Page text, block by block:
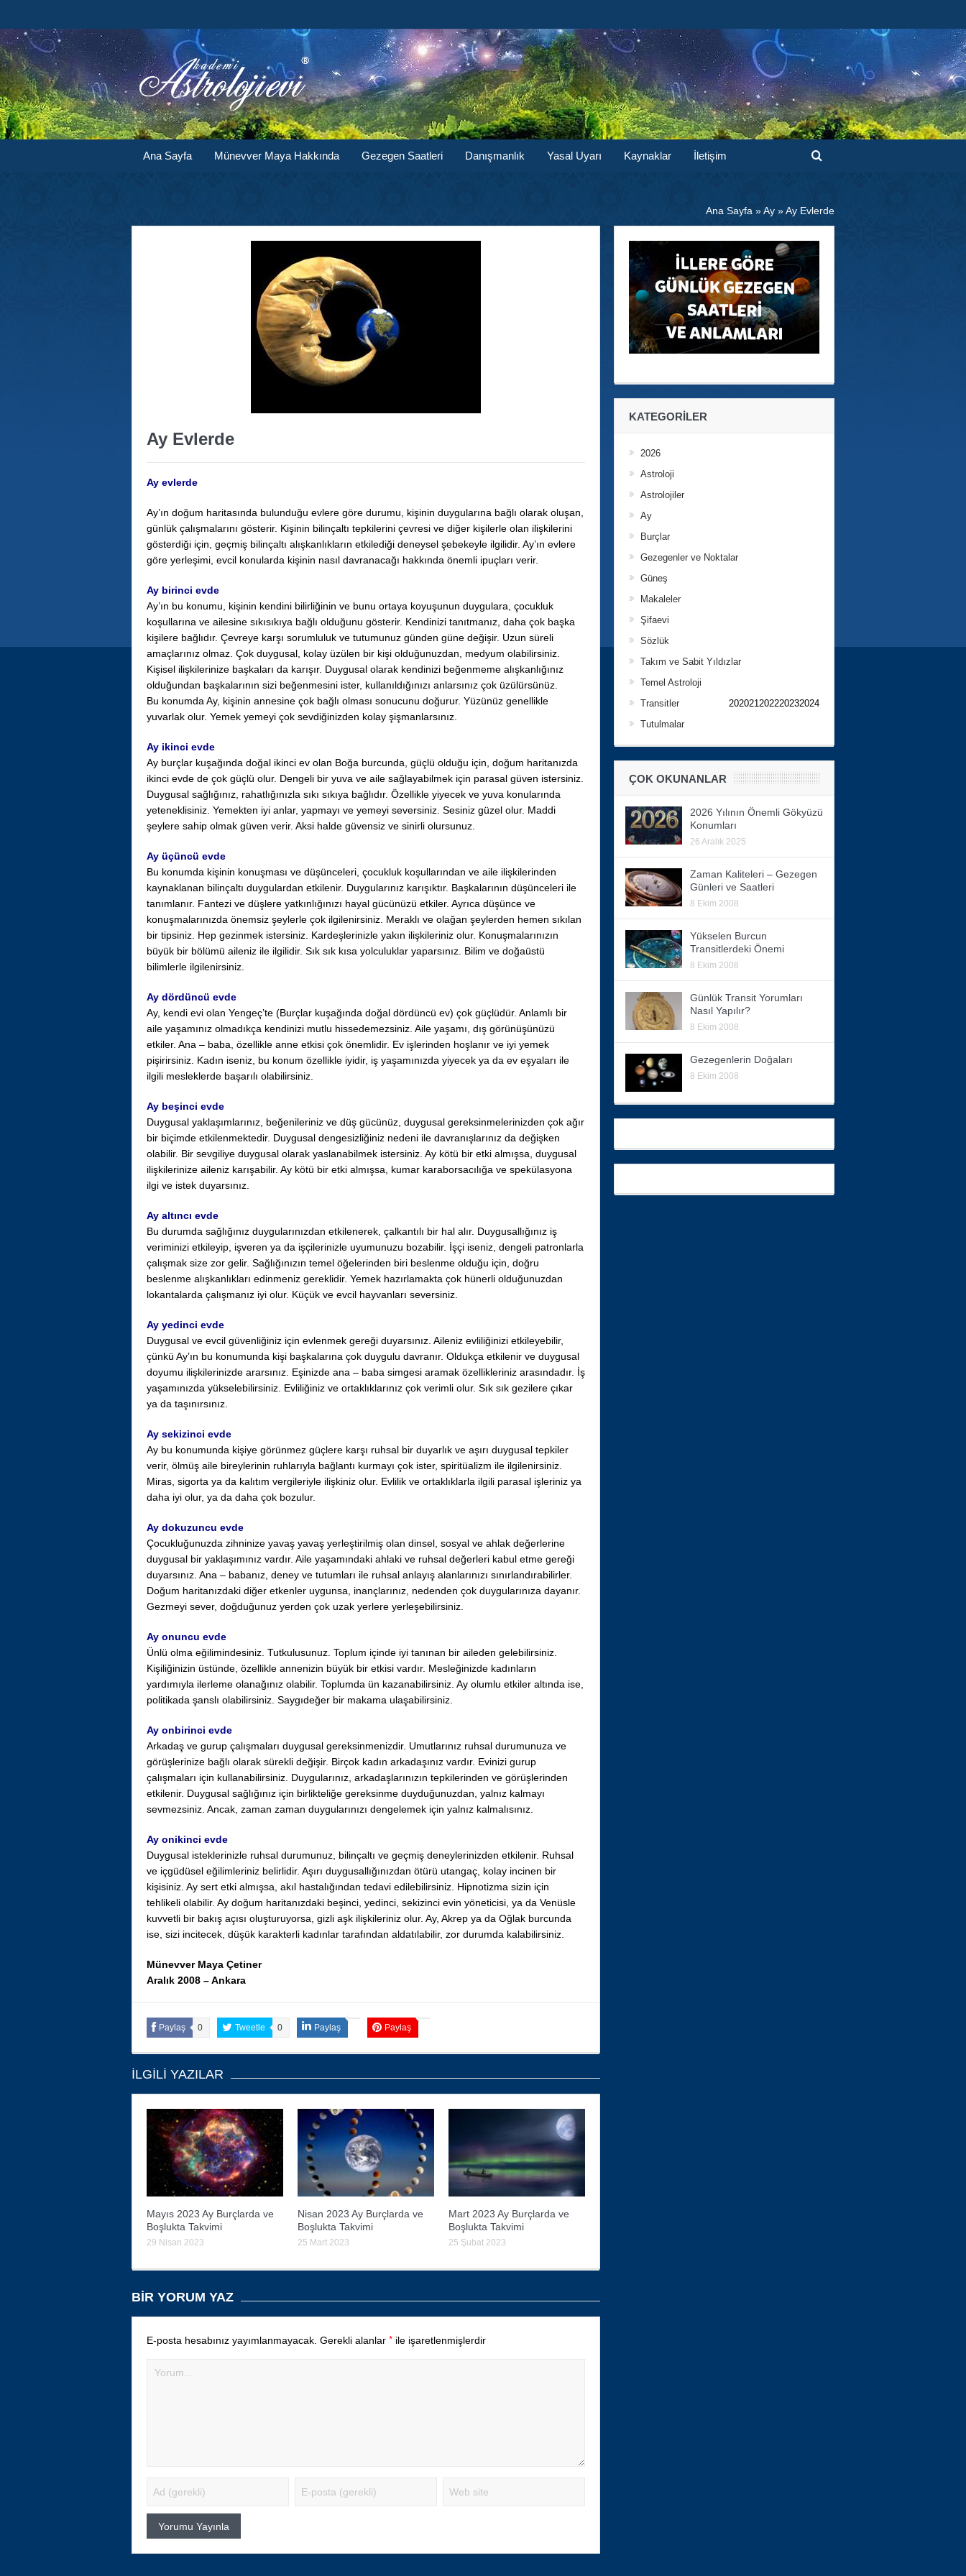
Ana Sayfa Münevver Maya Hakkında Gezegen Saatleri Danışmanlık Yasal Uyarı Kaynaklar İletişim
Ana Sayfa »Ay »Ay Evlerde
Ay Evlerde
Ay evlerde
Ay’ın doğum haritasında bulunduğu evlere göre durumu, kişinin duygularına bağlı olarak oluşan,
günlük çalışmalarını gösterir. Kişinin bilinçaltı tepkilerini çevresi ve diğer kişilerle olan ilişkilerini
gösterdiği için, geçmiş bilinçaltı alışkanlıkların etkilediği deneysel şebekeyle ilgilidir. Ay’ın evlere
göre yerleşimi, evcil konularda kişinin nasıl davranacağı hakkında önemli ipuçları verir.
Ay birinci evde
Ay’ın bu konumu, kişinin kendini bilirliğinin ve bunu ortaya koyuşunun duygulara, çocukluk
koşullarına ve ailesine sıkısıkıya bağlı olduğunu gösterir. Kendinizi tanıtmanız, daha çok başka
kişilere bağlıdır. Çevreye karşı sorumluluk ve tutumunuz günden güne değişir. Uzun süreli
amaçlarınız olmaz. Çok duygusal, kolay üzülen bir kişi olduğunuzdan, medyum olabilirsiniz.
Kişisel ilişkilerinize başkaları da karışır. Duygusal olarak kendinizi beğenmeme alışkanlığınız
olduğundan başkalarının sizi beğenmesini ister, kullanıldığınızı anlarsınız çok üzülürsünüz.
Bu konumda Ay, kişinin annesine çok bağlı olması sonucunu doğurur. Yüzünüz genellikle
yuvarlak olur. Yemek yemeyi çok sevdiğinizden kolay şişmanlarsınız.
Ay ikinci evde
Ay burçlar kuşağında doğal ikinci ev olan Boğa burcunda, güçlü olduğu için, doğum haritanızda
ikinci evde de çok güçlü olur. Dengeli bir yuva ve aile sağlayabilmek için parasal güven istersiniz.
Duygusal sağlığınız, rahatlığınızla sıkı sıkıya bağlıdır. Özellikle yiyecek ve yuva konularında
yeteneklisiniz. Yemekten iyi anlar, yapmayı ve yemeyi seversiniz. Sesiniz güzel olur. Maddi
şeylere sahip olmak güven verir. Aksi halde güvensiz ve sinirli olursunuz.
Ay üçüncü evde
Bu konumda kişinin konuşması ve düşünceleri, çocukluk koşullarından ve aile ilişkilerinden
kaynaklanan bilinçaltı duygulardan etkilenir. Duygularınız karışıktır. Başkalarının düşünceleri ile
tanımlanır. Fantezi ve düşlere yatkınlığınızı hayal gücünüzü etkiler. Ayrıca düşünce ve
konuşmalarınızda önemsiz şeylerle çok ilgilenirsiniz. Meraklı ve olağan şeylerden hemen sıkılan
bir tipsiniz. Hep gezinmek istersiniz. Kardeşlerinizle yakın ilişkileriniz olur. Konuşmalarınızın
büyük bir bölümü aileniz ile ilgilidir. Sık sık kısa yolculuklar yaparsınız. Bilim ve doğaüstü
bilimlerle ilgilenirsiniz.
Ay dördüncü evde
Ay, kendi evi olan Yengeç’te (Burçlar kuşağında doğal dördüncü ev) çok güçlüdür. Anlamlı bir
aile yaşamınız olmadıkça kendinizi mutlu hissedemezsiniz. Aile yaşamı, dış görünüşünüzü
etkiler. Ana – baba, özellikle anne etkisi çok önemlidir. Ev işlerinden hoşlanır ve iyi yemek
pişirirsiniz. Kadın iseniz, bu konum özellikle iyidir, iş yaşamınızda yiyecek ya da ev eşyaları ile
ilgili mesleklerde başarılı olabilirsiniz.
Ay beşinci evde
Duygusal yaklaşımlarınız, beğenileriniz ve düş gücünüz, duygusal gereksinmelerinizden çok ağır
bir biçimde etkilenmektedir. Duygusal dengesizliğiniz nedeni ile davranışlarınız da değişken
olabilir. Bir sevgiliye duygusal olarak yaslanabilmek istersiniz. Ay kötü bir etki almışsa, duygusal
ilişkilerinize aileniz karışabilir. Ay kötü bir etki almışsa, kumar karaborsacılığa ve spekülasyona
ilgi ve istek duyarsınız.
Ay altıncı evde
Bu durumda sağlığınız duygularınızdan etkilenerek, çalkantılı bir hal alır. Duygusallığınız iş
veriminizi etkileyip, işveren ya da işçilerinizle uyumunuzu bozabilir. İşçi iseniz, dengeli patronlarla
çalışmak size zor gelir. Sağlığınızın temel öğelerinden biri beslenme olduğu için, doğru
beslenme alışkanlıkları edinmeniz gereklidir. Yemek hazırlamakta çok hünerli olduğunuzdan
lokantalarda çalışmanız iyi olur. Küçük ve evcil hayvanları seversiniz.
Ay yedinci evde
Duygusal ve evcil güvenliğiniz için evlenmek gereği duyarsınız. Aileniz evliliğinizi etkileyebilir,
çünkü Ay’ın bu konumunda kişi başkalarına çok duygulu davranır. Oldukça etkilenir ve duygusal
doyumu ilişkilerinizde ararsınız. Eşinizde ana – baba simgesi aramak özellikleriniz arasındadır. İş
yaşamınızda yükselebilirsiniz. Evliliğiniz ve ortaklıklarınız çok verimli olur. Sık sık gezilere çıkar
ya da taşınırsınız.
Ay sekizinci evde
Ay bu konumunda kişiye görünmez güçlere karşı ruhsal bir duyarlık ve aşırı duygusal tepkiler
verir, ölmüş aile bireylerinin ruhlarıyla bağlantı kurmayı çok ister, spiritüalizm ile ilgilenirsiniz.
Miras, sigorta ya da kalıtım vergileriyle ilişkiniz olur. Evlilik ve ortaklıklarla ilgili parasal işleriniz ya
daha iyi olur, ya da daha çok bozulur.
Ay dokuzuncu evde
Çocukluğunuzda zihninize yavaş yavaş yerleştirilmiş olan dinsel, sosyal ve ahlak değerlerine
duygusal bir yaklaşımınız vardır. Aile yaşamındaki ahlaki ve ruhsal değerleri kabul etme gereği
duyarsınız. Ana – babanız, deney ve tutumları ile ruhsal anlayış alanlarınızı sınırlandırabilirler.
Doğum haritanızdaki diğer etkenler uygunsa, inançlarınız, nedenden çok duygularınıza dayanır.
Gezmeyi sever, doğduğunuz yerden çok uzak yerlere yerleşebilirsiniz.
Ay onuncu evde
Ünlü olma eğilimindesiniz. Tutkulusunuz. Toplum içinde iyi tanınan bir aileden gelebilirsiniz.
Kişiliğinizin üstünde, özellikle annenizin büyük bir etkisi vardır. Mesleğinizde kadınların
yardımıyla ilerleme olanağınız olabilir. Toplumda ün kazanabilirsiniz. Ay olumlu etkiler altında ise,
politikada şanslı olabilirsiniz. Saygıdeğer bir makama ulaşabilirsiniz.
Ay onbirinci evde
Arkadaş ve gurup çalışmaları duygusal gereksinmenizdir. Umutlarınız ruhsal durumunuza ve
görüşlerinize bağlı olarak sürekli değişir. Birçok kadın arkadaşınız vardır. Evinizi gurup
çalışmaları için kullanabilirsiniz. Duygularınız, arkadaşlarınızın tepkilerinden ve görüşlerinden
etkilenir. Duygusal sağlığınız için birlikteliğe gereksinme duyduğunuzdan, yalnız kalmayı
sevmezsiniz. Ancak, zaman zaman duygularınızı dengelemek için yalnız kalmalısınız.
Ay onikinci evde
Duygusal isteklerinizle ruhsal durumunuz, bilinçaltı ve geçmiş deneylerinizden etkilenir. Ruhsal
ve içgüdüsel eğilimleriniz belirlidir. Aşırı duygusallığınızdan ötürü utangaç, kolay incinen bir
kişisiniz. Ay sert etki almışsa, akıl hastalığından tedavi edilebilirsiniz. Hipnotizma sizin için
tehlikeli olabilir. Ay doğum haritanızdaki beşinci, yedinci, sekizinci evin yöneticisi, ya da Venüsle
kuvvetli bir bakış açısı oluşturuyorsa, gizli aşk ilişkileriniz olur. Ay, Akrep ya da Oğlak burcunda
ise, sizi incitecek, düşük karakterli kadınlar tarafından aldatılabilir, zor durumda kalabilirsiniz.
Münevver Maya Çetiner
Aralık 2008 – Ankara
Paylaş 0 Tweetle 0 Paylaş Paylaş
İLGILI YAZILAR
Mayıs 2023 Ay Burçlarda ve
Boşlukta Takvimi
29 Nisan 2023
Nisan 2023 Ay Burçlarda ve
Boşlukta Takvimi
25 Mart 2023
Mart 2023 Ay Burçlarda ve
Boşlukta Takvimi
25 Şubat 2023
BIR YORUM YAZ
E-posta hesabınız yayımlanmayacak. Gerekli alanlar * ile işaretlenmişlerdir
KATEGORILER
2026
Astroloji
Astrolojiler
Ay
Burçlar
Gezegenler ve Noktalar
Güneş
Makaleler
Şifaevi
Sözlük
Takım ve Sabit Yıldızlar
Temel Astroloji
Transitler
202021202220232024
Tutulmalar
ÇOK OKUNANLAR
2026 Yılının Önemli Gökyüzü
Konumları
26 Aralık 2025
Zaman Kaliteleri – Gezegen
Günleri ve Saatleri
8 Ekim 2008
Yükselen Burcun
Transitlerdeki Önemi
8 Ekim 2008
Günlük Transit Yorumları
Nasıl Yapılır?
8 Ekim 2008
Gezegenlerin Doğaları
8 Ekim 2008